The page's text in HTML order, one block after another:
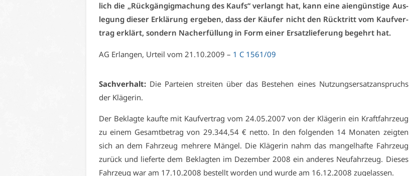
lich die „Rück­gän­gig­ma­chung des Kaufs“ ver­langt hat, kann ei­ne ai­en­güns­ti­ge Aus­
le­gung die­ser Er­klä­rung er­ge­ben, dass der Käu­fer nicht den Rück­tritt vom Kauf­ver­
trag er­klärt, son­dern Nach­er­fül­lung in Form ei­ner Er­satz­lie­fe­rung be­gehrt hat.
AG Er­lan­gen, Ur­teil vom 21.10.2009 – 1 C 1561/09
Sach­ver­halt: Die Par­tei­en strei­ten über das Be­ste­hen ei­nes Nut­zungs­er­satz­an­spruchs
der Klä­ge­rin.
Der Be­klag­te kauf­te mit Kauf­ver­trag vom 24.05.2007 von der Klä­ge­rin ein Kraft­fahr­zeug
zu ei­nem Ge­samt­be­trag von 29.344,54 € net­to. In den fol­gen­den 14 Mo­na­ten zeig­ten
sich an dem Fahr­zeug meh­re­re Män­gel. Die Klä­ge­rin nahm das man­gel­haf­te Fahr­zeug
zu­rück und lie­fer­te dem Be­klag­ten im De­zem­ber 2008 ein an­de­res Neu­fahr­zeug. Die­ses
Fahr­zeug war am 17.10.2008 be­stellt wor­den und wur­de am 16.12.2008 zu­ge­las­sen.